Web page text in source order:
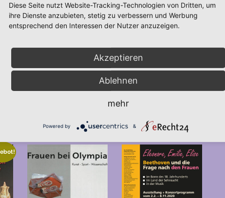
über die Ausstellungen der Jahre 2007 bis 2014.
Fehr, Klaudia Nebelin
Diese Seite nutzt Website-Tracking-Technologien von Dritten, um
ihre Dienste anzubieten, stetig zu verbessern und Werbung
entsprechend den Interessen der Nutzer anzuzeigen.
Akzeptieren
Ablehnen
mehr
Powered by &